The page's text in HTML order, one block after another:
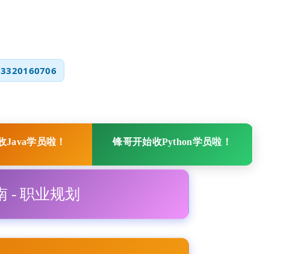
3320160706
Java学员啦！ 锋哥开始收Python学员啦！
- 职业规划